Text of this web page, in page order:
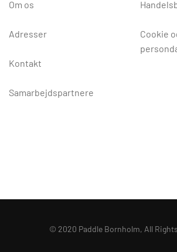
Om os
Adresser
Kontakt
Samarbejdspartnere
Cookie
© 2020 Paddle Bornholm, All